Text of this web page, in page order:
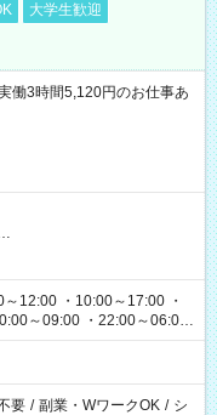
大学生歓迎
3時間5,120円のお仕事あ
12:00 ・10:00～17:00 ・
～09:00 ・22:00～06:00
要 / 副業・WワークOK / シ